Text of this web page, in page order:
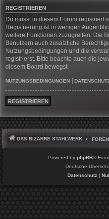
REGISTRIEREN
Du musst in diesem Forum registriert
Registrierung ist in wenigen
weitere Funktionen zuzugreifen. Die
Benutzern auch zusätzliche
Nutzungsbedingungen und die
registrierst. Bitte beachte auch die
diesem Board bewegst.
NUTZUNGSBEDINGUNGEN
REGISTRIEREN
DAS BIZARRE STAHLWERK
Powered by phpBB®
Deutsche
Datenschutz|